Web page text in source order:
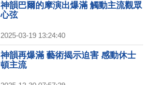
神韻巴爾的摩演出爆滿 觸動主流觀眾
心弦
2025-03-19 13:24:40
神韻再爆滿 藝術揭示迫害 感動休士
頓主流